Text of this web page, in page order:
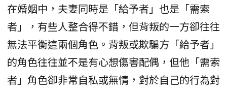
在婚姻中，夫妻同時是「給予者」也是「需索
者」，有些人整合得不錯，但背叛的一方卻往往
無法平衡這兩個角色。背叛或欺騙方「給予者」
的角色往往並不是有心想傷害配偶，但他「需索
者」角色卻非常自私或無情，對於自己的行為對